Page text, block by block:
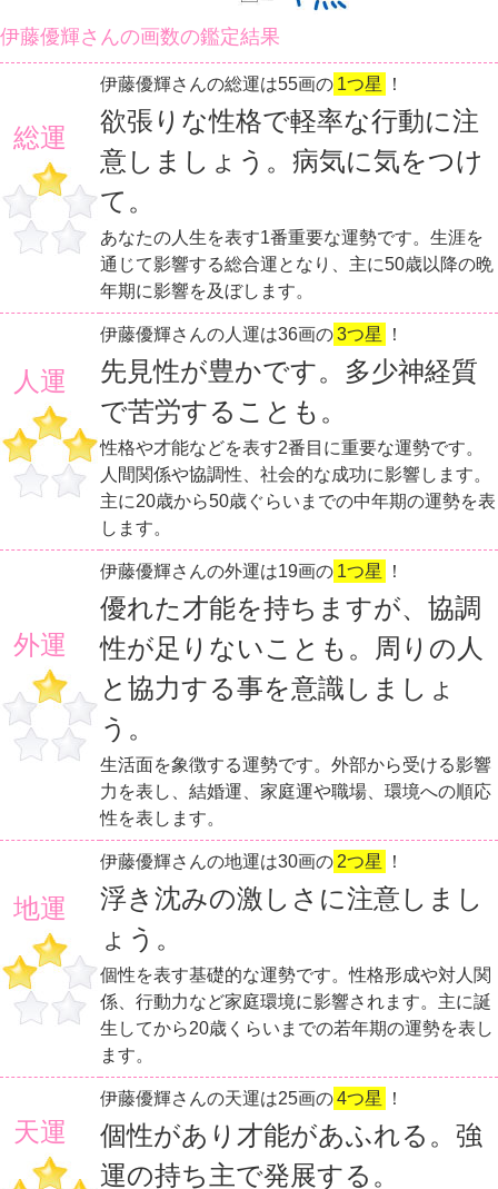
伊藤優輝さんの画数の鑑定結果
総運
伊藤優輝さんの総運は55画の 1つ星 ！
欲張りな性格で軽率な行動に注
意しましょう。病気に気をつけ
て。
あなたの人生を表す1番重要な運勢です。生涯を
通じて影響する総合運となり、主に50歳以降の晩
年期に影響を及ぼします。
人運
伊藤優輝さんの人運は36画の3つ星 ！
先見性が豊かです。多少神経質
で苦労することも。
性格や才能などを表す2番目に重要な運勢です。
人間関係や協調性、社会的な成功に影響します。
主に20歳から50歳ぐらいまでの中年期の運勢を表
します。
外運
伊藤優輝さんの外運は19画の 1つ星 ！
優れた才能を持ちますが、協調
性が足りないことも。周りの人
と協力する事を意識しましょ
う。
生活面を象徴する運勢です。外部から受ける影響
力を表し、結婚運、家庭運や職場、環境への順応
性を表します。
地運
伊藤優輝さんの地運は30画の 2つ星 ！
浮き沈みの激しさに注意しまし
ょう。
個性を表す基礎的な運勢です。性格形成や対人関
係、行動力など家庭環境に影響されます。主に誕
生してから20歳くらいまでの若年期の運勢を表し
ます。
天運
伊藤優輝さんの天運は25画の4つ星 ！
個性があり才能があふれる。強
運の持ち主で発展する。